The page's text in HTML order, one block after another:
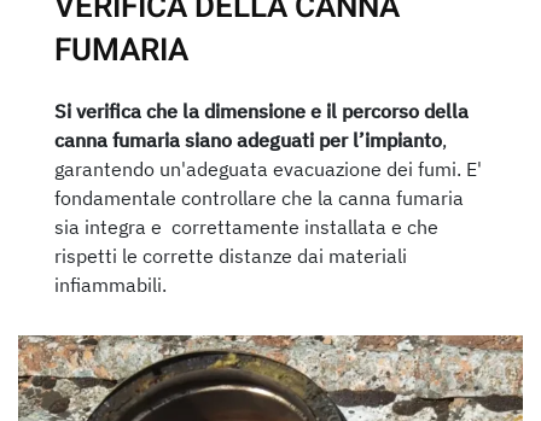
FUMARIA
Si verifica che la dimensione e il percorso della
canna fumaria siano adeguati per l’impianto,
garantendo un'adeguata evacuazione dei fumi. E'
fondamentale controllare che la canna fumaria
sia integra e correttamente installata e che
rispetti le corrette distanze dai materiali
infiammabili.